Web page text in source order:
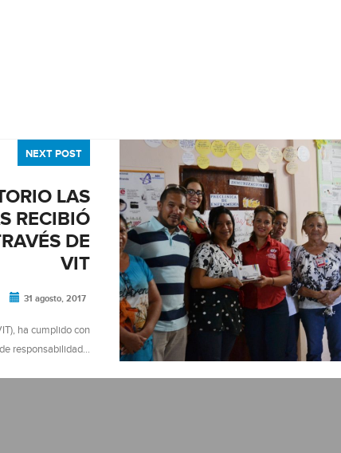
NEXT POST
LAS
RECIBIÓ
DE
VIT
31 agosto, 2017
ha cumplido con
responsabilidad…